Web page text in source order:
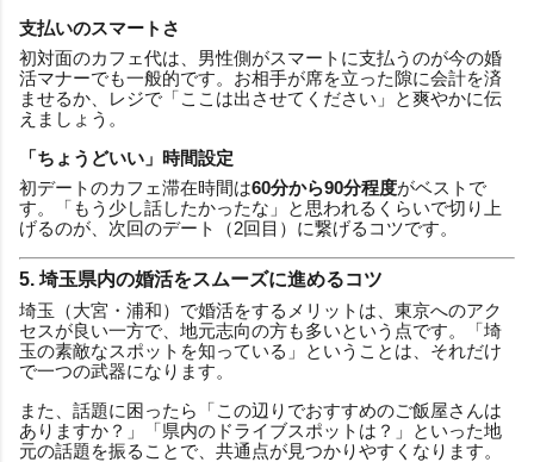
支払いのスマートさ
初対面のカフェ代は、男性側がスマートに支払うのが今の婚
活マナーでも一般的です。お相手が席を立った隙に会計を済
ませるか、レジで「ここは出させてください」と爽やかに伝
えましょう。
「ちょうどいい」時間設定
初デートのカフェ滞在時間は60分から90分程度がベストで
す。「もう少し話したかったな」と思われるくらいで切り上
げるのが、次回のデート（2回目）に繋げるコツです。
5. 埼玉県内の婚活をスムーズに進めるコツ
埼玉（大宮・浦和）で婚活をするメリットは、東京へのアク
セスが良い一方で、地元志向の方も多いという点です。「埼
玉の素敵なスポットを知っている」ということは、それだけ
で一つの武器になります。
また、話題に困ったら「この辺りでおすすめのご飯屋さんは
ありますか？」「県内のドライブスポットは？」といった地
元の話題を振ることで、共通点が見つかりやすくなります。